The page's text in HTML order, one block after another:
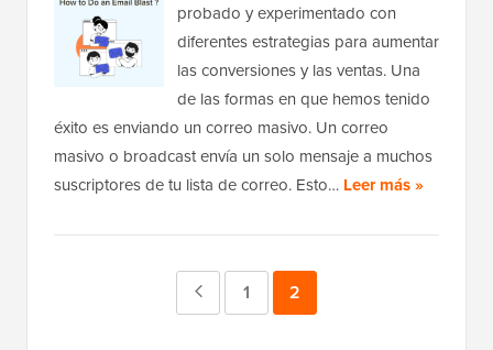
probado y experimentado con
diferentes estrategias para aumentar
las conversiones y las ventas. Una
de las formas en que hemos tenido
éxito es enviando un correo masivo. Un correo
masivo o broadcast envía un solo mensaje a muchos
suscriptores de tu lista de correo. Esto… Leer más »
PáginaPágina
1 Página
2